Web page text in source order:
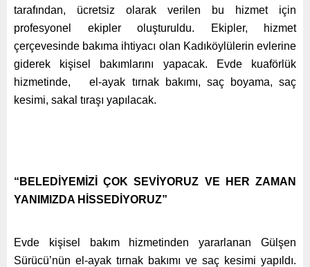
tarafından, ücretsiz olarak verilen bu hizmet için
profesyonel ekipler oluşturuldu. Ekipler, hizmet
çerçevesinde bakıma ihtiyacı olan Kadıköylülerin evlerine
giderek kişisel bakımlarını yapacak. Evde kuaförlük
hizmetinde, el-ayak tırnak bakımı, saç boyama, saç
kesimi, sakal tıraşı yapılacak.
“BELEDİYEMİZİ ÇOK SEVİYORUZ VE HER ZAMAN
YANIMIZDA HİSSEDİYORUZ”
Evde kişisel bakım hizmetinden yararlanan Gülşen
Sürücü’nün el-ayak tırnak bakımı ve saç kesimi yapıldı.